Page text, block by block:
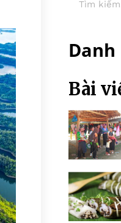
Danh
Bài